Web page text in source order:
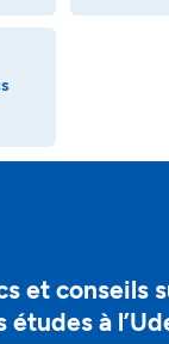
et conseils
études à